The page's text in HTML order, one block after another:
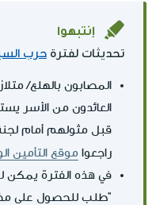
إنتبهوا
تحديثات لفترة حرب
المصابون بالهلع/
العائدون من الأسر
قبل مثولهم أمام
راجعوا موقع التأمين
في هذه الفترة يمكن
"طلب للحصول على